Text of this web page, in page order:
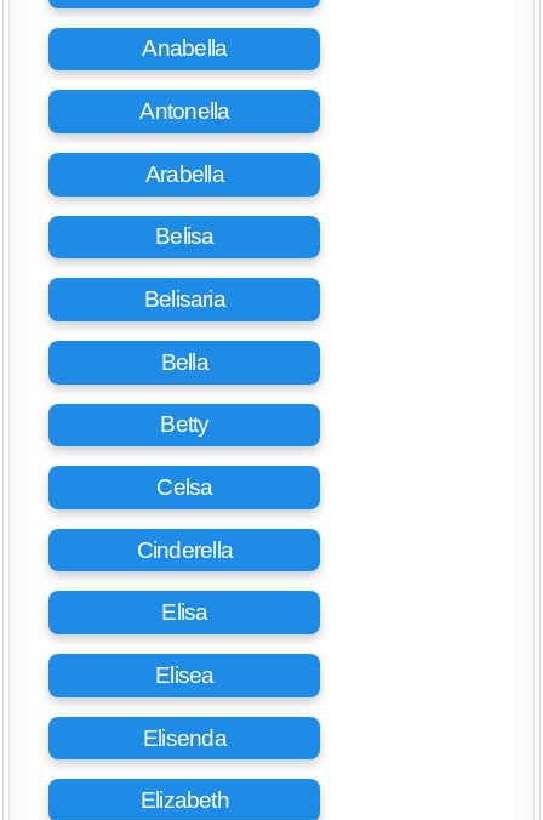
Anabella
Antonella
Arabella
Belisa
Belisaria
Bella
Betty
Celsa
Cinderella
Elisa
Elisea
Elisenda
Elizabeth